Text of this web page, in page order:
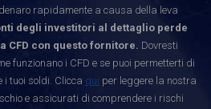
rapidamente a causa della leva
degli investitori al dettaglio perde
CFD con questo fornitore. Dovresti
funzionano i CFD e se puoi permetterti di
i tuoi soldi. Clicca qui per leggere la nostra
e assicurati di comprendere i rischi